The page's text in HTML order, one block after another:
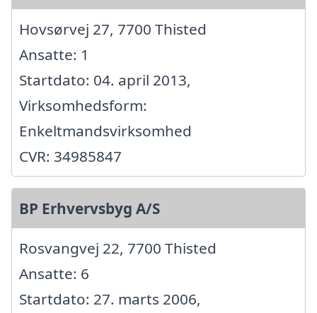
Hovsørvej 27, 7700 Thisted
Ansatte: 1
Startdato: 04. april 2013,
Virksomhedsform:
Enkeltmandsvirksomhed
CVR: 34985847
BP Erhvervsbyg A/S
Rosvangvej 22, 7700 Thisted
Ansatte: 6
Startdato: 27. marts 2006,